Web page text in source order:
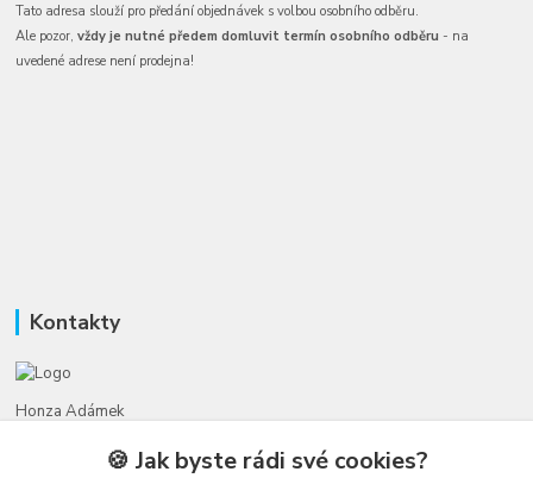
Tato adresa slouží pro předání objednávek s volbou osobního odběru.
Ale pozor,vždy je nutné předem domluvit termín osobního odběru - na
uvedené adrese není prodejna!
Kontakty
Honza Adámek
(Po-Ne, 9-21 hod.)🍪 Jak byste rádi své cookies?